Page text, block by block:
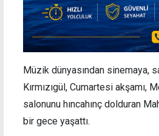
Müzik dünyasından sinemaya,
Kırmızıgül, Cumartesi akşamı,
salonunu hıncahınç dolduran
bir gece yaşattı.